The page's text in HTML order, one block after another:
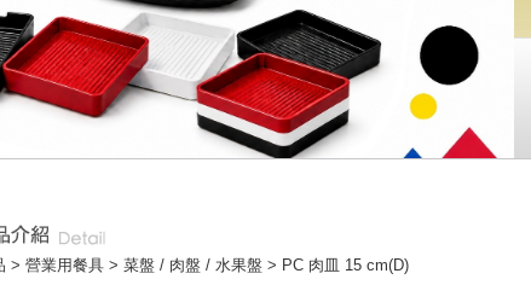
> 營業用餐具 > 菜盤 / 肉盤 / 水果盤 > PC 肉皿 15 cm(D)